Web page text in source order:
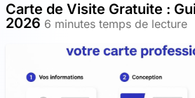
Carte de Visite Gratuite :
2026 6 minutes temps de lecture